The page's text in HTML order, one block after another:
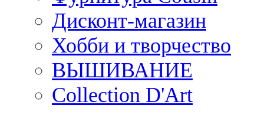
Дисконт-магазин
Хобби и творчество
ВЫШИВАНИЕ
Collection D'Art